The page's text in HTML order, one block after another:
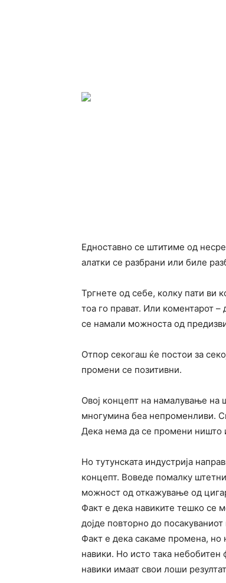
Едноставно се штитиме од
алатки се разбрани или биле
Тргнете од себе, колку пати ви
тоа го прават. Или коментарот –
се намали можноста од
Отпор секогаш ќе постои за
промени се позитивни.
Овој концепт на намалување на
многумина беа непроменливи.
Дека нема да се промени ништо
Но тутунската индустрија
концепт. Воведе помалку
можност од откажување од
Факт е дека навиките тешко се
дојде повторно до посакуваниот
Факт е дека сакаме промена, но
навики. Но исто така
навики имаат свои лоши